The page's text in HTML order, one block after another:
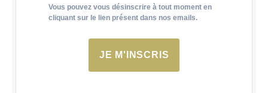
Vous pouvez vous désinscrire à tout moment en
cliquant sur le lien présent dans nos emails.
JE M'INSCRIS